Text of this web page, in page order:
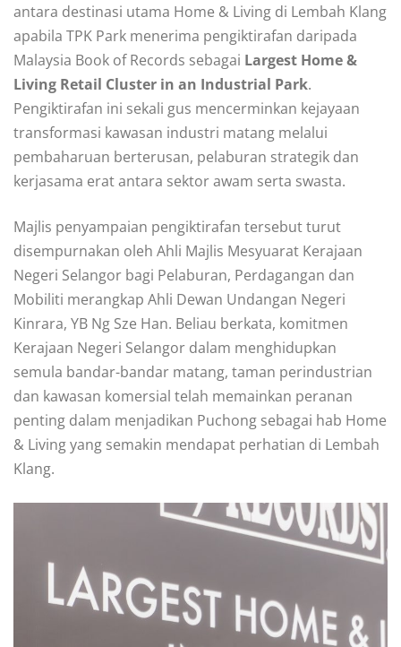
antara destinasi utama Home & Living di Lembah Klang
apabila TPK Park menerima pengiktirafan daripada
Malaysia Book of Records sebagai Largest Home &
Living Retail Cluster in an Industrial Park.
Pengiktirafan ini sekali gus mencerminkan kejayaan
transformasi kawasan industri matang melalui
pembaharuan berterusan, pelaburan strategik dan
kerjasama erat antara sektor awam serta swasta.
Majlis penyampaian pengiktirafan tersebut turut
disempurnakan oleh Ahli Majlis Mesyuarat Kerajaan
Negeri Selangor bagi Pelaburan, Perdagangan dan
Mobiliti merangkap Ahli Dewan Undangan Negeri
Kinrara, YB Ng Sze Han. Beliau berkata, komitmen
Kerajaan Negeri Selangor dalam menghidupkan
semula bandar-bandar matang, taman perindustrian
dan kawasan komersial telah memainkan peranan
penting dalam menjadikan Puchong sebagai hab Home
& Living yang semakin mendapat perhatian di Lembah
Klang.